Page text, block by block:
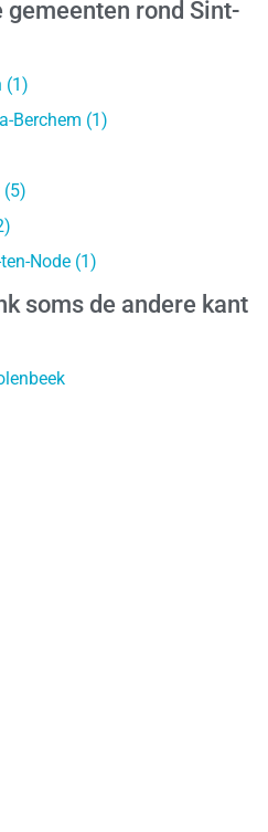
gemeenten rond Sint-
(1)
Berchem (1)
(5)
Node (1)
soms de andere kant